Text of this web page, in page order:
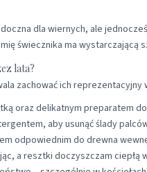
dla wiernych, ale
świecznika ma wystarczającą
lata?
zachować ich reprezentacyjny
oraz delikatnym preparatem
aby usunąć ślady
odpowiednim do drewna
a resztki doczyszczam ciepłą